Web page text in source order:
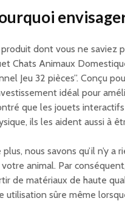
dont vous ne saviez
Chats Animaux
Jeu 32 pièces”. Conçu
idéal pour
que les jouets
ils les aident aussi à
plus, nous savons qu’il n’y
animal. Par
de matériaux de haute
utilisation sûre même